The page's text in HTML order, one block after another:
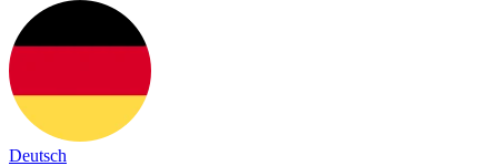
Deutsch